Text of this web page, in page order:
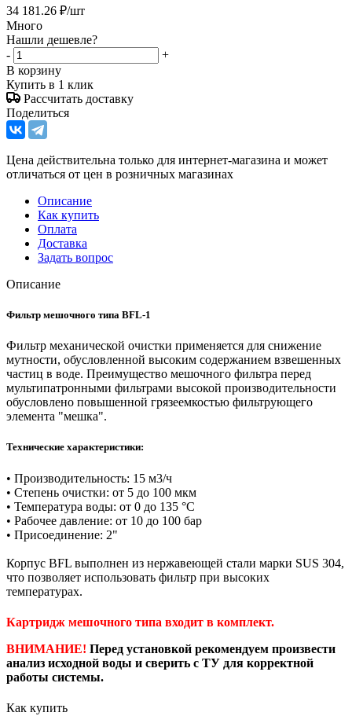
34 181.26 ₽/шт
Много
Нашли дешевле?
-
+
В корзину
Купить в 1 клик
Рассчитать доставку
Поделиться
Цена действительна только для интернет-магазина и может
отличаться от цен в розничных магазинах
Описание
Как купить
Оплата
Доставка
Задать вопрос
Описание
Фильтр мешочного типа BFL-1
Фильтр механической очистки применяется для снижение
мутности, обусловленной высоким содержанием взвешенных
частиц в воде. Преимущество мешочного фильтра перед
мультипатронными фильтрами высокой производительности
обусловлено повышенной грязеемкостью фильтрующего
элемента "мешка".
Технические характеристики:
• Производительность: 15 м3/ч
• Степень очистки: от 5 до 100 мкм
• Температура воды: от 0 до 135 °C
• Рабочее давление: от 10 до 100 бар
• Присоединение: 2"
Корпус BFL выполнен из нержавеющей стали марки SUS 304,
что позволяет использовать фильтр при высоких
температурах.
Картридж мешочного типа входит в комплект.
ВНИМАНИЕ! Перед установкой рекомендуем произвести
анализ исходной воды и сверить с ТУ для корректной
работы системы.
Как купить